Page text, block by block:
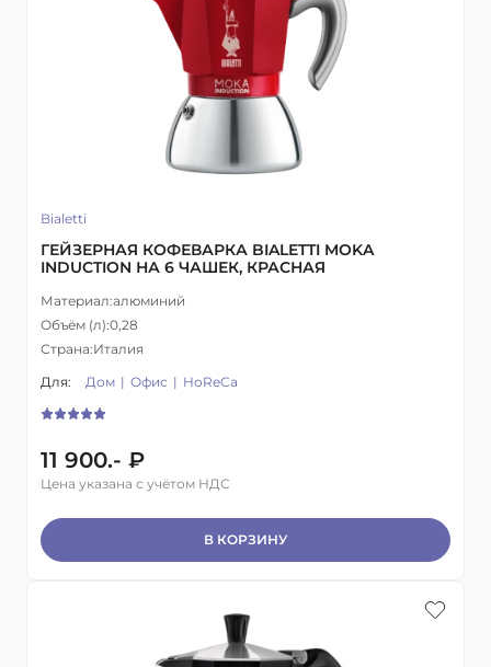
Bialetti
ГЕЙЗЕРНАЯ КОФЕВАРКА BIALETTI MOKA
INDUCTION НА 6 ЧАШЕК, КРАСНАЯ
Материал:алюминий
Объём (л):0,28
Страна:Италия
Для:
Дом Офис HoReCa
11 900.- ₽
Цена указана с учётом НДС
В КОРЗИНУ